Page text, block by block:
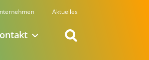
Aktuelles